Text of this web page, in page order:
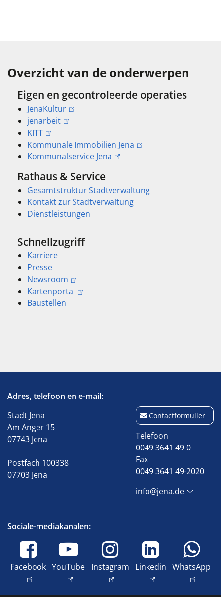
Overzicht van de onderwerpen
Eigen en gecontroleerde operaties
JenaKultur
jenarbeit
KITT
Kommunale Immobilien Jena
Kommunalservice Jena
Rathaus & Service
Gesamtstruktur Stadtverwaltung
Kontakt zur Stadtverwaltung
Dienstleistungen
Schnellzugriff
Karriere
Presse
Newsroom
Kartenportal
Baustellen
Adres, telefoon en e-mail:
Stadt Jena
Am Anger 15
07743 Jena
Postfach 100338
07703 Jena
Contactformulier
Telefoon
0049 3641 49-0
Fax
0049 3641 49-2020
info@jena.de
Sociale-mediakanalen:
Facebook YouTube Instagram Linkedin WhatsApp